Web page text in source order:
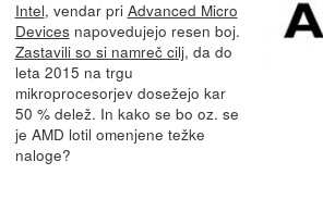
Intel, vendar pri Advanced Micro
Devicesnapovedujejo resen boj.
Zastavili so si namreč cilj, da do
leta 2015 na trgu
mikroprocesorjev dosežejo kar
50 % delež. In kako se bo oz. se
je AMD lotil omenjene težke
naloge?